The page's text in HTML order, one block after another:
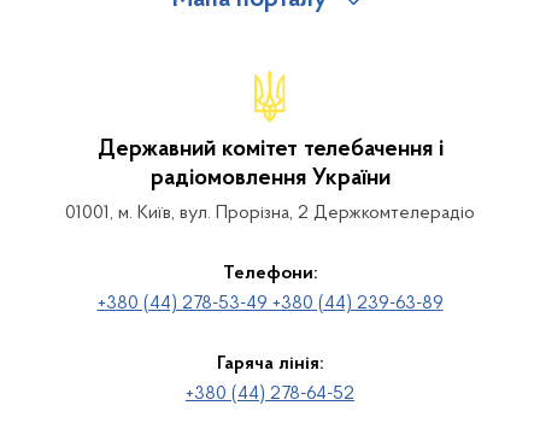
Державний комітет телебачення і
радіомовлення України
01001, м. Київ, вул. Прорізна, 2 Держкомтелерадіо
Телефони:
+380 (44) 278-53-49 +380 (44) 239-63-89
Гаряча лінія:
+380 (44) 278-64-52